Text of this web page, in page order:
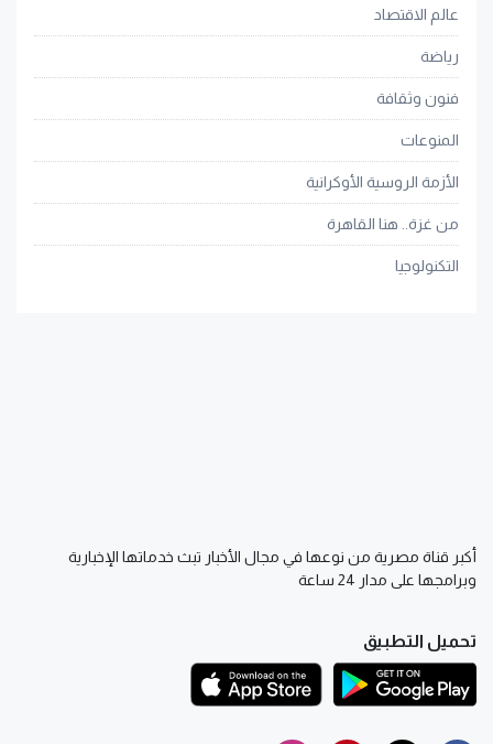
عالم الاقتصاد
رياضة
فنون وثقافة
المنوعات
الأزمة الروسية الأوكرانية
من غزة.. هنا القاهرة
التكنولوجيا
أكبر قناة مصرية من نوعها في مجال الأخبار تبث خدماتها الإخبارية
وبرامجها على مدار 24 ساعة
تحميل التطبيق